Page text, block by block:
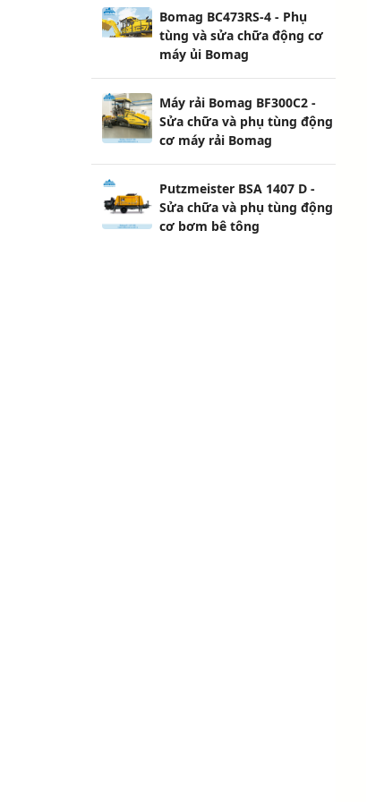
Bomag BC473RS-4 - Phụ
tùng và sửa chữa động cơ
máy ủi Bomag
Máy rải Bomag BF300C2 -
Sửa chữa và phụ tùng động
cơ máy rải Bomag
Putzmeister BSA 1407 D -
Sửa chữa và phụ tùng động
cơ bơm bê tông